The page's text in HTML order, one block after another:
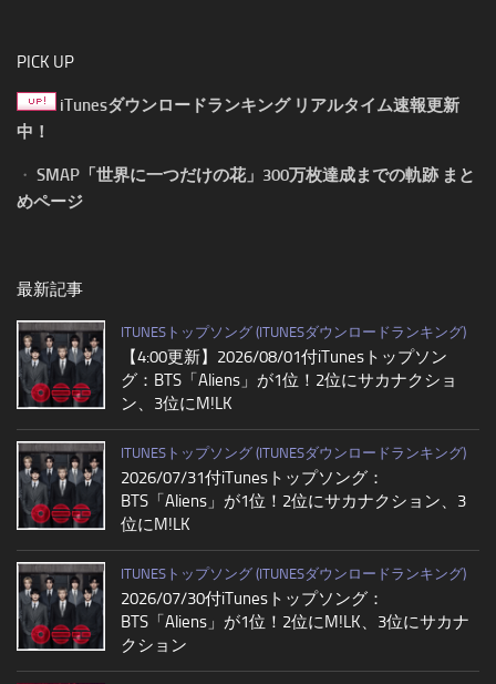
PICK UP
iTunesダウンロードランキング リアルタイム速報更新
中！
・ SMAP「世界に一つだけの花」300万枚達成までの軌跡 まと
めページ
最新記事
ITUNESトップソング (ITUNESダウンロードランキング)
【4:00更新】2026/08/01付iTunesトップソン
グ：BTS「Aliens」が1位！2位にサカナクショ
ン、3位にM!LK
ITUNESトップソング (ITUNESダウンロードランキング)
2026/07/31付iTunesトップソング：
BTS「Aliens」が1位！2位にサカナクション、3
位にM!LK
ITUNESトップソング (ITUNESダウンロードランキング)
2026/07/30付iTunesトップソング：
BTS「Aliens」が1位！2位にM!LK、3位にサカナ
クション